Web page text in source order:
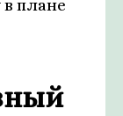
плане